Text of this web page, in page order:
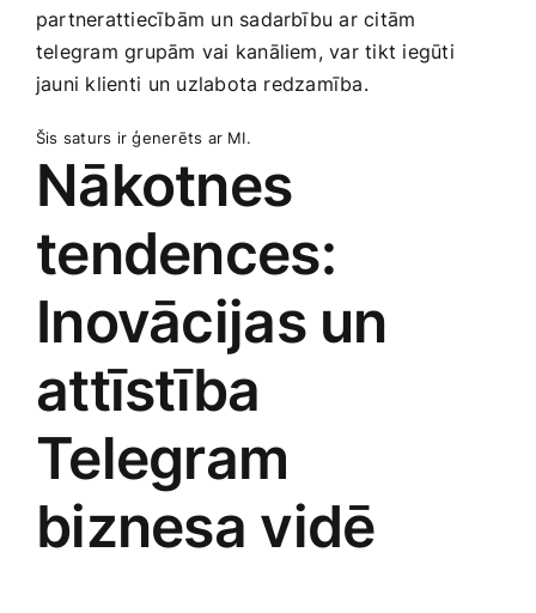
partnerattiecībām un sadarbību ar citām
telegram grupām vai kanāliem, var tikt iegūti
jauni klienti ⁢un uzlabota redzamība.
Šis saturs ir ģenerēts ar MI.
Nākotnes
tendences:
Inovācijas un
attīstība
Telegram
biznesa vidē